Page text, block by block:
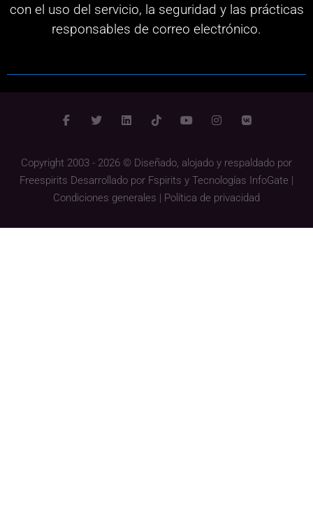
con el uso del servicio, la seguridad y las prácticas
responsables de correo electrónico.
Copyright 2003 - 2026 © Diseñado, alojado y respaldado por
Freespirits Desarrollado por Fspirits y Tecnologías InfoGate |
Condiciones generales | Política de privacidad